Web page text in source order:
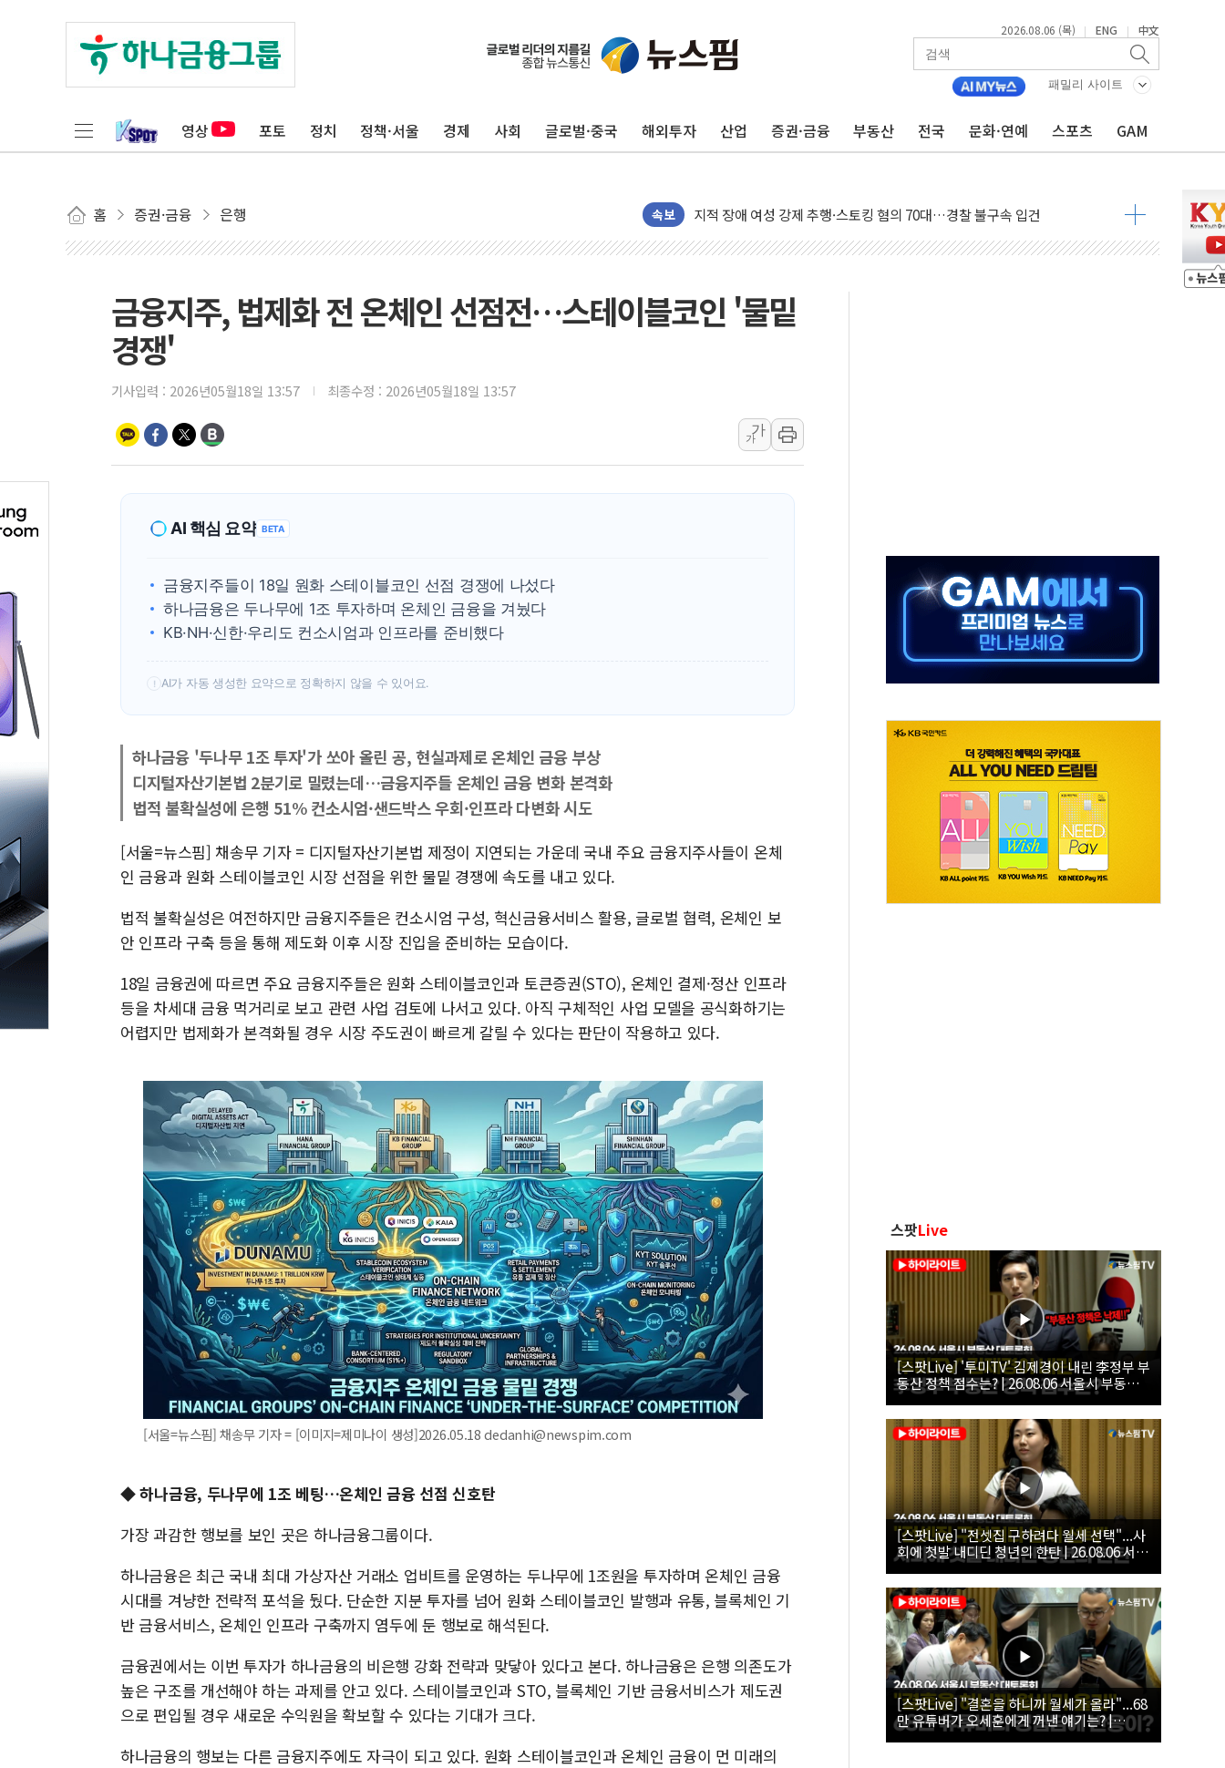
2026.08.06 (목) | ENG | 中文
패밀리 사이트
영상 포토 정치 정책·서울 경제 사회 글로벌·중국 해외투자 산업 증권·금융 부동산 전국 문화·연예 스포츠 GAM
홈 증권·금융 은행 속보
[마감시황] 반도체가 흔든 코스피…4.58% 급락 속 코스닥만 웃었다
개인사업자대출 격차 9180억→3990억…인터넷뱅크 1·2위 '격전'
코인원, 카카오뱅크와 계좌 제휴 1년 연장 유력
고객 탓하며 배상 피하던 통신 3사…공정위에서 제동
10프로대 하락 마감한 SK하이닉스
4%대 하락 마감한 코스피
[뉴스핌 뉴스레터 Today ANDA] 8월 6일
인천공항 여객터미널, 대형 미디어아트로 다채로운 볼거리 제공
중국 최신판 '달(月) 지질도' 완성...달 어디에 어떤 광물이 있나 한눈에
뉴인텍, 하반기 '전력용 커패시터' 사업 확대
BGF리테일, 2분기 영업익 849억원…전년 比 22.3%↑
금융지주, 법제화 전 온체인 선점전…스테이블코인 '물밑
경쟁'
기사입력 : 2026년05월18일 13:57 최종수정 : 2026년05월18일 13:57
가
가
AI 핵심 요약 BETA
금융지주들이 18일 원화 스테이블코인 선점 경쟁에 나섰다
하나금융은 두나무에 1조 투자하며 온체인 금융을 겨눴다
KB·NH·신한·우리도 컨소시엄과 인프라를 준비했다
! AI가 자동 생성한 요약으로 정확하지 않을 수 있어요.
하나금융 '두나무 1조 투자'가 쏘아 올린 공, 현실과제로 온체인 금융 부상
디지털자산기본법 2분기로 밀렸는데…금융지주들 온체인 금융 변화 본격화
법적 불확실성에 은행 51% 컨소시엄·샌드박스 우회·인프라 다변화 시도
[서울=뉴스핌] 채송무 기자 = 디지털자산기본법 제정이 지연되는 가운데 국내 주요 금융지주사들이 온체
인 금융과 원화 스테이블코인 시장 선점을 위한 물밑 경쟁에 속도를 내고 있다.
법적 불확실성은 여전하지만 금융지주들은 컨소시엄 구성, 혁신금융서비스 활용, 글로벌 협력, 온체인 보
안 인프라 구축 등을 통해 제도화 이후 시장 진입을 준비하는 모습이다.
18일 금융권에 따르면 주요 금융지주들은 원화 스테이블코인과 토큰증권(STO), 온체인 결제·정산 인프라
등을 차세대 금융 먹거리로 보고 관련 사업 검토에 나서고 있다. 아직 구체적인 사업 모델을 공식화하기는
어렵지만 법제화가 본격화될 경우 시장 주도권이 빠르게 갈릴 수 있다는 판단이 작용하고 있다.
[서울=뉴스핌] 채송무 기자 = [이미지=제미나이 생성]2026.05.18 dedanhi@newspim.com
◆ 하나금융, 두나무에 1조 베팅…온체인 금융 선점 신호탄
가장 과감한 행보를 보인 곳은 하나금융그룹이다.
하나금융은 최근 국내 최대 가상자산 거래소 업비트를 운영하는 두나무에 1조원을 투자하며 온체인 금융
시대를 겨냥한 전략적 포석을 뒀다. 단순한 지분 투자를 넘어 원화 스테이블코인 발행과 유통, 블록체인 기
반 금융서비스, 온체인 인프라 구축까지 염두에 둔 행보로 해석된다.
금융권에서는 이번 투자가 하나금융의 비은행 강화 전략과 맞닿아 있다고 본다. 하나금융은 은행 의존도가
높은 구조를 개선해야 하는 과제를 안고 있다. 스테이블코인과 STO, 블록체인 기반 금융서비스가 제도권
으로 편입될 경우 새로운 수익원을 확보할 수 있다는 기대가 크다.
하나금융의 행보는 다른 금융지주에도 자극이 되고 있다. 원화 스테이블코인과 온체인 금융이 먼 미래의
스팟Live
[스팟Live] '투미TV' 김제경이 내린 李정부 부
동산 정책 점수는? | 26.08.06 서울시 부동산
대토론회
[스팟Live] "전셋집 구하려다 월세 선택"...사
회에 첫발 내디딘 청년의 한탄 | 26.08.06 서울
시 부동산 대토론회
[스팟Live] "결혼을 하니까 월세가 올라"...68
만 유튜버가 오세훈에게 꺼낸 얘기는? |
26.08.06 서울시 부동산 대토론회